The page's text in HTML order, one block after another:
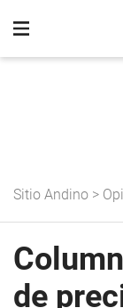
Sitio Andino >
de